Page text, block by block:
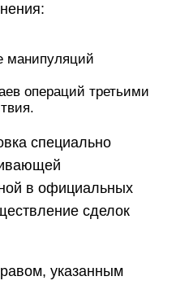
манипуляций
операций третьими
специально
в официальных
сделок
указанным